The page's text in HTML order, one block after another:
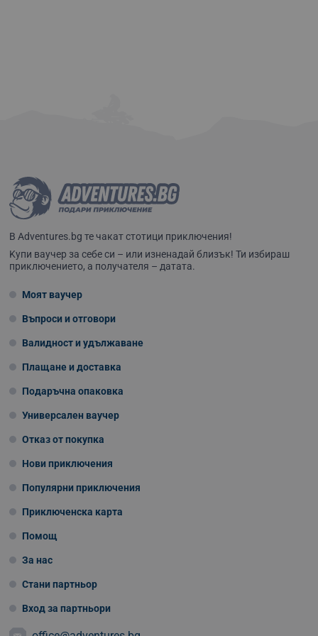
В Adventures.bg те чакат стотици приключения!
Kупи ваучер за себе си – или изненадай близък! Ти избираш
приключението, а получателя – датата.
Моят ваучер
Въпроси и отговори
Валидност и удължаване
Плащане и доставка
Подаръчна опаковка
Универсален ваучер
Отказ от покупка
Нови приключения
Популярни приключения
Приключенска карта
Помощ
За нас
Стани партньор
Вход за партньори